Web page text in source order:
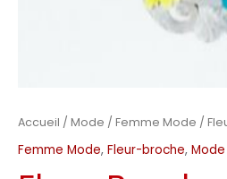
Accueil / Mode / Femme Mode /
Femme Mode, Fleur-broche, Mode